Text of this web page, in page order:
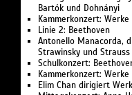
Bartók und Dohnányi
Kammerkonzert:
Linie 2: Beethoven
Antonello Manacorda,
Strawinsky und Strauss
Schulkonzert:
Kammerkonzert:
Elim Chan dirigiert